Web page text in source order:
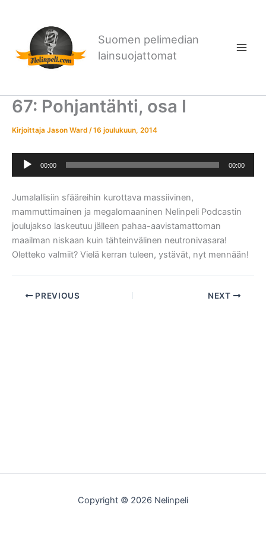
Suomen pelimedian
lainsuojattomat
67: Pohjantähti, osa I
Kirjoittaja Jason Ward /16 joulukuun, 2014
Äänitoistin
00:00 00:00
Jumalallisiin sfääreihin kurottava massiivinen,
mammuttimainen ja megalomaaninen Nelinpeli Podcastin
joulujakso laskeutuu jälleen pahaa-aavistamattoman
maailman niskaan kuin tähteinvälinen neutronivasara!
Oletteko valmiit? Vielä kerran tuleen, ystävät, nyt mennään!
PREVIOUS NEXT
Copyright © 2026 Nelinpeli